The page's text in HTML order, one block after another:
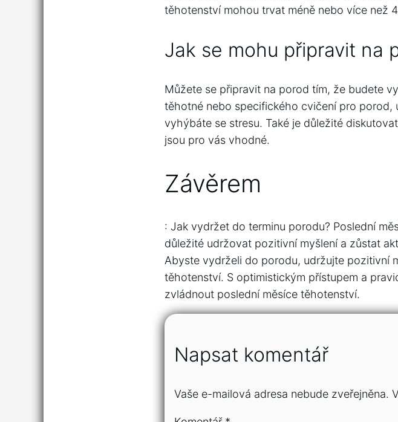
těhotenství mohou trvat méně nebo více než
Jak se mohu připravit na
Můžete se připravit na porod tím, že budete
těhotné nebo specifického cvičení pro
vyhýbáte se stresu. Také je důležité
jsou pro vás vhodné.
Závěrem
: Jak vydržet do terminu porodu? Poslední
důležité udržovat pozitivní myšlení a zůstat
Abyste vydrželi do porodu, udržujte pozitivní
těhotenství. S optimistickým přístupem a
zvládnout poslední měsíce těhotenství.
Napsat komentář
Vaše e-mailová adresa nebude zveřejněna.